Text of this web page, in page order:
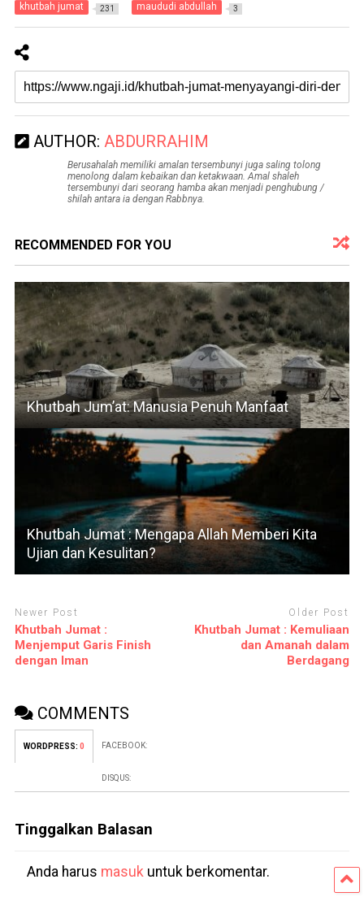
khutbah jumat 231 maududi abdullah 3
AUTHOR: ABDURRAHIM
Berusahalah memiliki amalan tersembunyi juga saling tolong
menolong dalam kebaikan dan ketakwaan. Amal shaleh
tersembunyi dari seorang hamba akan menjadi penghubung /
shilah antara ia dengan Rabbnya.
RECOMMENDED FOR YOU
Khutbah Jum’at: Manusia Penuh Manfaat
Khutbah Jumat : Mengapa Allah Memberi Kita
Ujian dan Kesulitan?
Newer Post
Khutbah Jumat :
Menjemput Garis Finish
dengan Iman
Older Post
Khutbah Jumat : Kemuliaan
dan Amanah dalam
Berdagang
COMMENTS
WORDPRESS: 0 FACEBOOK:
DISQUS:
Tinggalkan Balasan
Anda harus masuk untuk berkomentar.